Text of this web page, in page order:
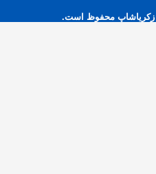
زکریاشاپ محفوظ است.